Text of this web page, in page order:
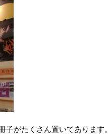
がたくさん置いてあります。